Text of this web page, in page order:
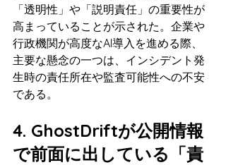
「透明性」や「説明責任」の重要性が
高まっていることが示された。企業や
行政機関が高度なAI導入を進める際、
主要な懸念の一つは、インシデント発
生時の責任所在や監査可能性への不安
である。
4. GhostDriftが公開情報
で前面に出している「責